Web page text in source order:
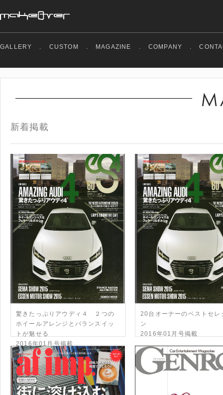
GALLERY . CUSTOM . MAGAZINE . COMPANY .
新着掲載
驚きたっぷりアウディ４ ２つの
ホイールアレンジとバランスイッ
トが魅せる
2016年01月号掲載
20台オーナーのベストセレ
ン
2016年01月号掲載